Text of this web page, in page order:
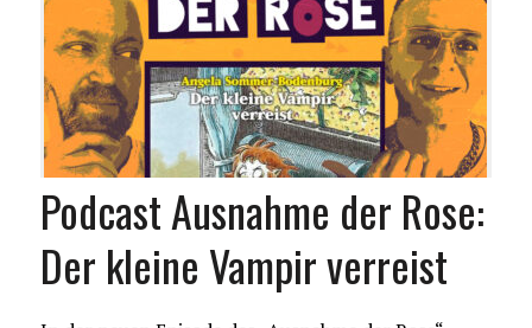
Podcast Ausnahme der Rose:
Der kleine Vampir verreist